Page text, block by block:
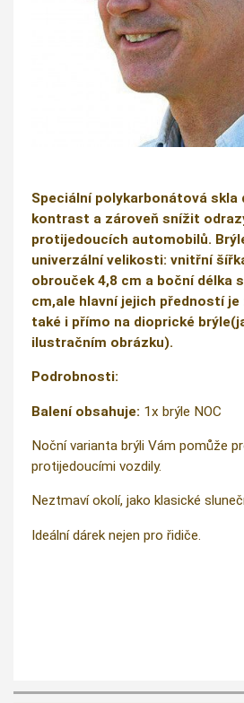
Speciální polykarbonátová
kontrast a zároveň snížit
protijedoucích automobilů.
univerzální velikosti: vnitřní
obrouček 4,8 cm a boční délka
cm,ale hlavní jejich předností
také i přímo na dioprické
ilustračním obrázku).
Podrobnosti:
Balení obsahuje: 1x brýle NOC
Noční varianta brýli Vám pomůže
protijedoucími vozdily.
Neztmaví okolí, jako klasické
Ideální dárek nejen pro řidiče.